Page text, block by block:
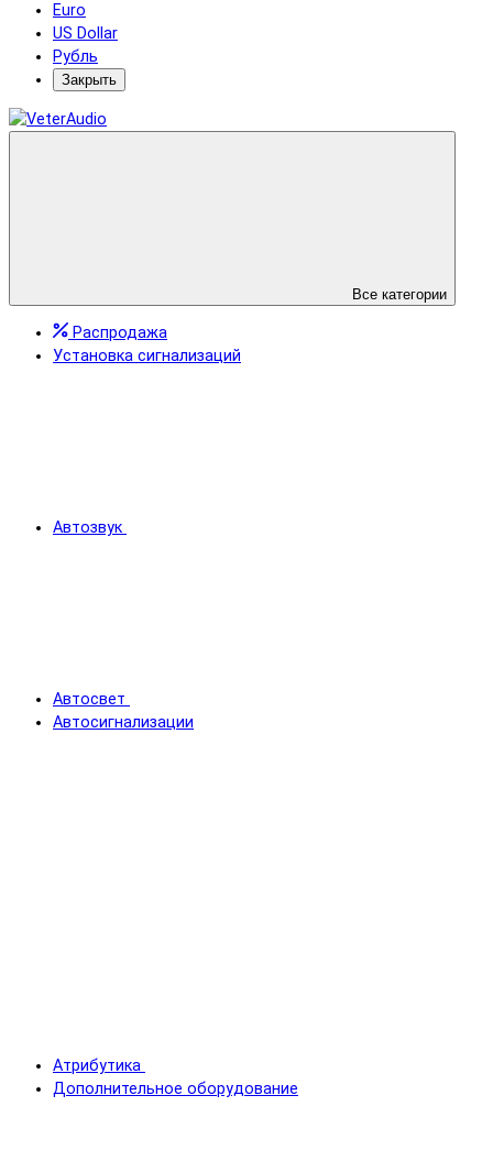
Euro
US Dollar
Рубль
Закрыть
Все категории
Распродажа
Установка сигнализаций
Автозвук
Автосвет
Автосигнализации
Атрибутика
Дополнительное оборудование